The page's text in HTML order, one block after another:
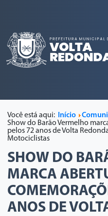
Você está aqui: Início
Show do Barão Vermelho
pelos 72 anos de Volta
Motociclistas
SHOW DO
MARCA
ANOS DE